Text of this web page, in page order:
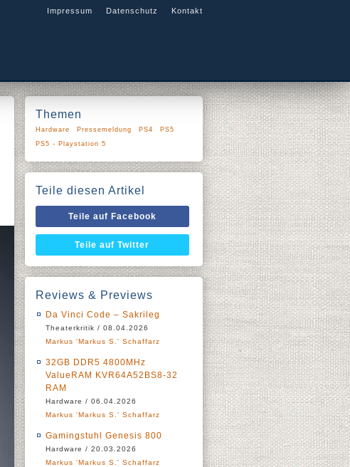
Impressum Datenschutz Kontakt
Themen
Hardware Pressemeldung PS4
PS5
PS5 - Playstation 5
Teile diesen Artikel
Teile auf Facebook
Teile auf Twitter
Reviews & Previews
Da Vinci Code – Sakrileg
Theaterkritik / 08.04.2026
Markus 'Markus S.' Schaffarz
32GB DDR5 4800MHz
ValueRAM KVR64A52BS8-32
RAM
Hardware / 06.04.2026
Markus 'Markus S.' Schaffarz
Gamingstuhl Genesis 800
Hardware / 20.03.2026
Markus 'Markus S.' Schaffarz